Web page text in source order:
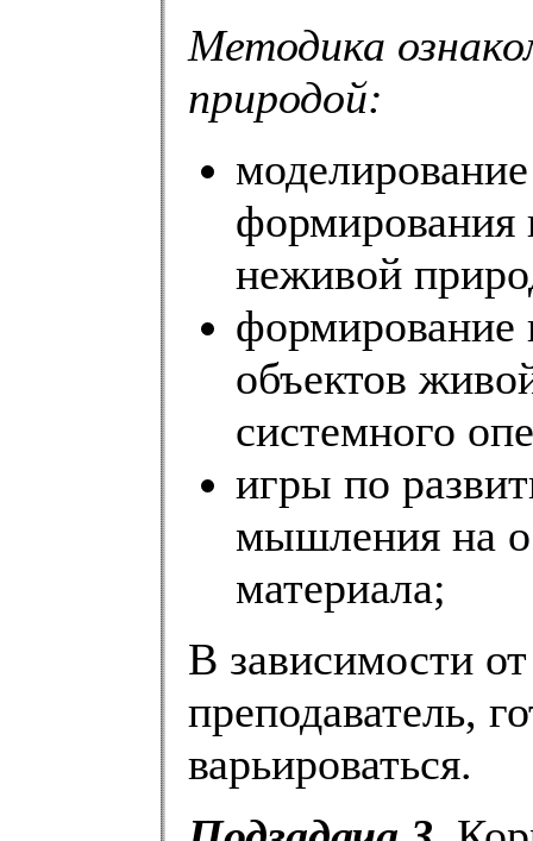
Методика
природой:
формирования
неживой
формирование
объектов
системного
игры по
мышления на
материала;
В зависимости
преподаватель,
варьироваться.